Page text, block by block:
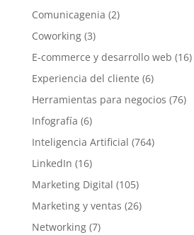
Comunicagenia (2)
Coworking(3)
E-commerce y desarrollo web (16)
Experiencia del cliente (6)
Herramientas para negocios (76)
Infografía (6)
Inteligencia Artificial (764)
LinkedIn (16)
Marketing Digital (105)
Marketing y ventas (26)
Networking(7)